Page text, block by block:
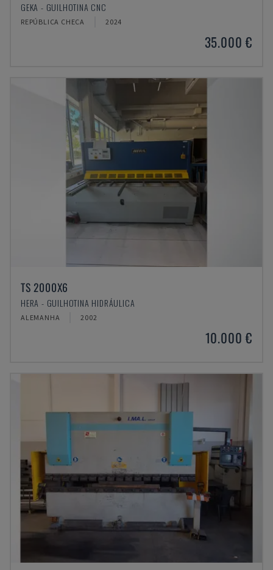
GEKA - GUILHOTINA CNC
REPÚBLICA CHECA 2024
35.000 €
TS 2000X6
HERA - GUILHOTINA HIDRÁULICA
ALEMANHA 2002
10.000 €